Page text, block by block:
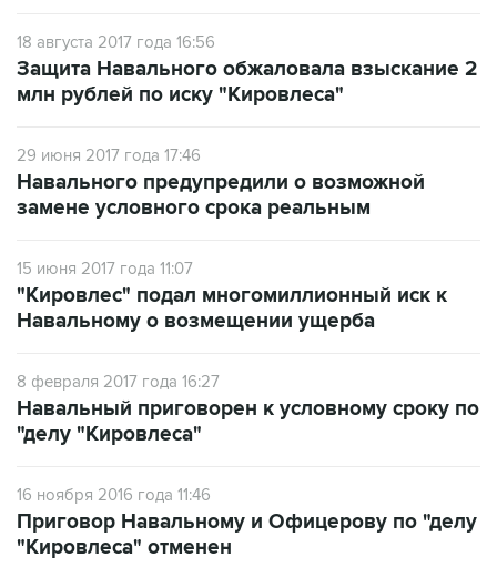
18 августа 2017 года 16:56
Защита Навального обжаловала взыскание 2
млн рублей по иску "Кировлеса"
29 июня 2017 года 17:46
Навального предупредили о возможной
замене условного срока реальным
15 июня 2017 года 11:07
"Кировлес" подал многомиллионный иск к
Навальному о возмещении ущерба
8 февраля 2017 года 16:27
Навальный приговорен к условному сроку по
"делу "Кировлеса"
16 ноября 2016 года 11:46
Приговор Навальному и Офицерову по "делу
"Кировлеса" отменен